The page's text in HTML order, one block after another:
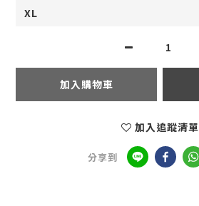
加入購物車
加入追蹤清單
分享到